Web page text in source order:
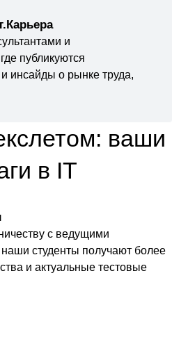
и
публикуются
инсайды о рынке труда,
ваши
в IT
с ведущими
студенты получают более
и актуальные тестовые